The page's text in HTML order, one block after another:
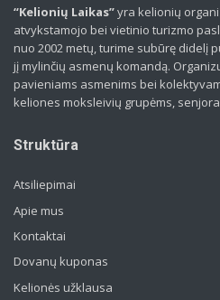
“Kelionių Laikas”yra kelionių
atvykstamojo bei vietinio turizmo
nuo 2002 metų, turime subūrę didelį
jį mylinčių asmenų komandą.
pavieniams asmenims bei
keliones moksleivių grupėms,
Struktūra
Atsiliepimai
Apie mus
Kontaktai
Dovanų kuponas
Kelionės užklausa